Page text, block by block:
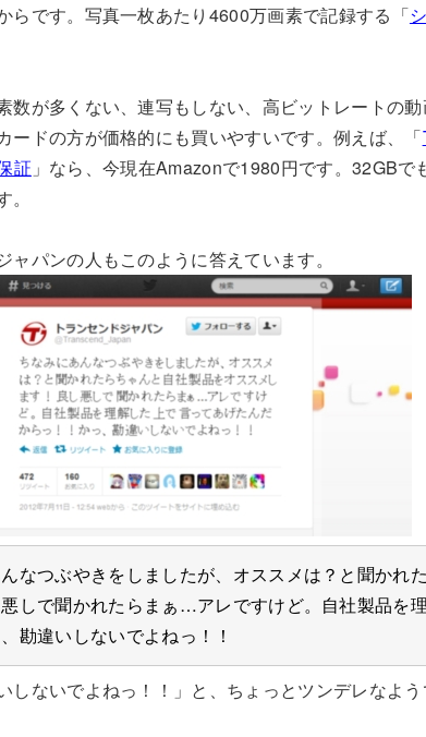
らです。写真一枚あたり4600万画素で記録する「
数が多くない、連写もしない、高ビットレートの
ードの方が価格的にも買いやすいです。例えば、「
証 」なら、今現在Amazonで1980円です。32GB
ャパンの人もこのように答えています。
なつぶやきをしましたが、オススメは？と聞かれ
しで聞かれたらまぁ…アレですけど。自社製品を
勘違いしないでよねっ！！
しないでよねっ！！」と、ちょっとツンデレなよう